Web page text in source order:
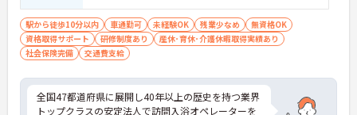
駅から徒歩10分以内 車通勤可 未経験OK 残業少なめ
無資格OK
資格取得サポート
研修制度あり
産休･育休･介護休暇取得実績あり
社会保険完備
交通費支給
全国47都道府県に展開し40年以上の歴史を持つ業界
トップクラスの安定法人で訪問入浴オペレーターを